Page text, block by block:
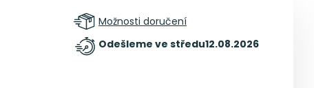
Možnosti doručení
Odešleme ve středu12.08.2026